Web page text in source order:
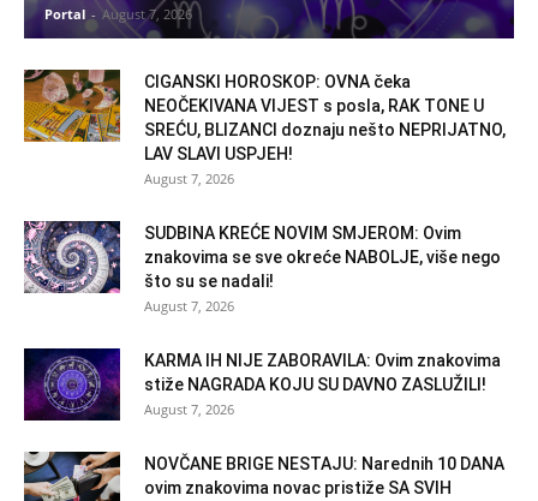
Portal - August 7, 2026
CIGANSKI HOROSKOP: OVNA čeka
NEOČEKIVANA VIJEST s posla, RAK TONE U
SREĆU, BLIZANCI doznaju nešto NEPRIJATNO,
LAV SLAVI USPJEH!
August 7, 2026
SUDBINA KREĆE NOVIM SMJEROM: Ovim
znakovima se sve okreće NABOLJE, više nego
što su se nadali!
August 7, 2026
KARMA IH NIJE ZABORAVILA: Ovim znakovima
stiže NAGRADA KOJU SU DAVNO ZASLUŽILI!
August 7, 2026
NOVČANE BRIGE NESTAJU: Narednih 10 DANA
ovim znakovima novac pristiže SA SVIH